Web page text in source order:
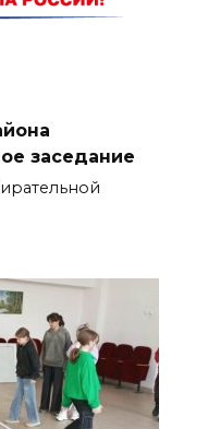
заседание